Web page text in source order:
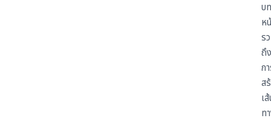
บ
ห
ร
ถึง
ก
ส
เ
ท